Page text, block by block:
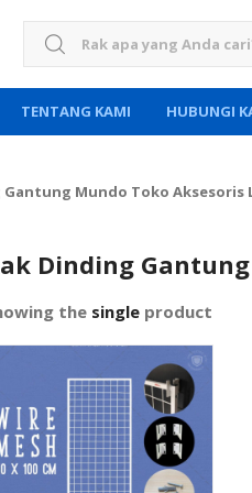
Search for:
TENTANG KAMI HUBUNGI
Mundo Toko Aksesoris
Dinding
the single product